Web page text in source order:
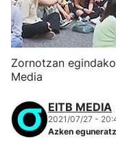
Zornotzan
Media
EITB MEDIA
2021/07/27 -
Azken